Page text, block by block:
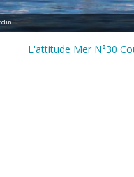
L'attitude Mer N°30